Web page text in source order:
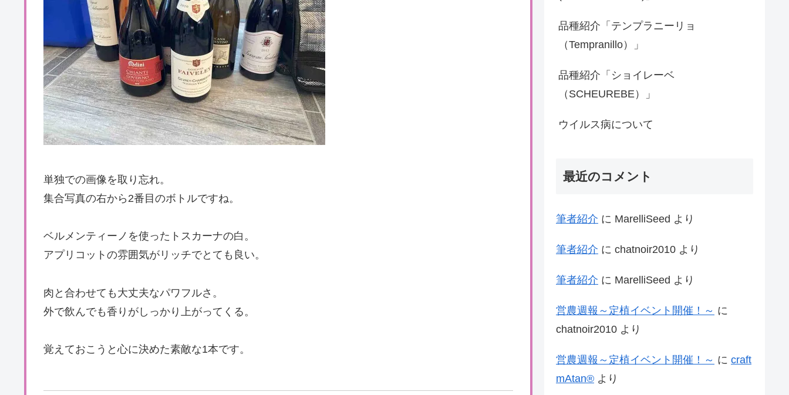
単独での画像を取り忘れ。
集合写真の右から2番目のボトルですね。
ベルメンティーノを使ったトスカーナの白。
アプリコットの雰囲気がリッチでとても良い。
肉と合わせても大丈夫なパワフルさ。
外で飲んでも香りがしっかり上がってくる。
覚えておこうと心に決めた素敵な1本です。
品種紹介「テンプラニーリョ
（Tempranillo）」
品種紹介「ショイレーベ
（SCHEUREBE）」
ウイルス病について
最近のコメント
筆者紹介 に MarelliSeed より
筆者紹介 に chatnoir2010 より
筆者紹介 に MarelliSeed より
営農週報～定植イベント開催！～ に
chatnoir2010 より
営農週報～定植イベント開催！～ に craft
mAtan® より